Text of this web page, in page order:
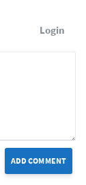
Login
ADD COMMENT